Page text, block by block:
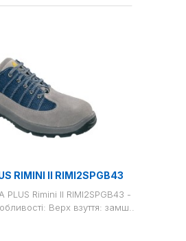
RIMINI II RIMI2SPGB43
PLUS Rimini II RIMI2SPGB43 -
Верх взуття: замш..